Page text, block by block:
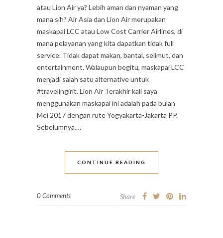
atau Lion Air ya? Lebih aman dan nyaman yang
mana sih? Air Asia dan Lion Air merupakan
maskapai LCC atau Low Cost Carrier Airlines, di
mana pelayanan yang kita dapatkan tidak full
service. Tidak dapat makan, bantal, selimut, dan
entertainment. Walaupun begitu, maskapai LCC
menjadi salah satu alternative untuk
#travelingirit. Lion Air Terakhir kali saya
menggunakan maskapai ini adalah pada bulan
Mei 2017 dengan rute Yogyakarta-Jakarta PP.
Sebelumnya,…
CONTINUE READING
0 Comments Share